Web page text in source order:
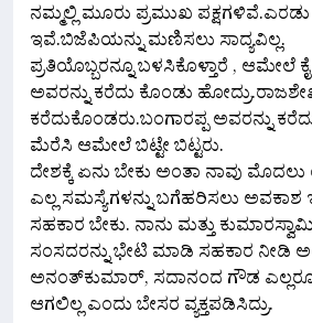
ನಮ್ಮಲ್ಲಿ ಮೂರು ಪ್ರಮುಖ ಪಕ್ಷಗಳಿವೆ.ಎರಡು
ಇವೆ.ಬಿಜೆಪಿಯನ್ನು ಮಣಿಸಲು ಸಾದ್ಯವಿಲ್ಲ.
ಪ್ರತಿಯೊಬ್ಬರನ್ನೂ ಬಳಸಿಕೊಳ್ತಾರೆ , ಆಮೇಲೆ ಕೈ
ಅವರನ್ನು ಕರೆದು ಕೊಂಡು
ಕರೆದುಕೊಂಡರು.ಬಂಗಾರಪ್ಪ ಅವರನ್ನು
ಮೆರೆಸಿ ಆಮೇಲೆ ಬಿಟ್ಟೇ ಬಿಟ್ಟರು.
ದೇಶಕ್ಕೆ ಏನು ಬೇಕು ಅಂತಾ ನಾವು
ಎಲ್ಲ ಸಮಸ್ಯೆಗಳನ್ನು ಬಗೆಹರಿಸಲು ಅವಕಾಶ
ಸಹಕಾರ ಬೇಕು. ನಾನು ಮತ್ತು
ಸಂಸದರನ್ನು ಭೇಟಿ ಮಾಡಿ ಸಹಕಾರ ನೀಡಿ
ಅನಂತ್‌ಕುಮಾರ್, ಸದಾನಂದ ಗೌಡ ಎಲ್ಲರೂ
ಆಗಲಿಲ್ಲ ಎಂದು ಬೇಸರ ವ್ಯಕ್ತಪಡಿಸಿದ್ರು.